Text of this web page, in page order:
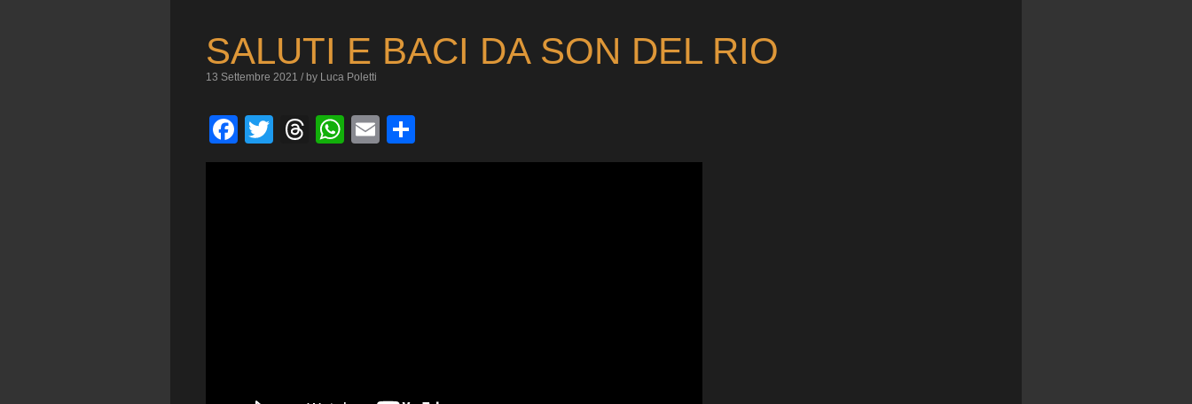
SALUTI E BACI DA SON DEL RIO
13 Settembre 2021 / by Luca Poletti
Facebook
Twitter
Threads
WhatsApp
Email